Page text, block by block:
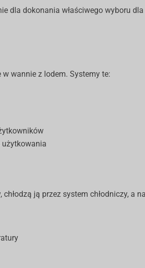
dla dokonania właściwego wyboru dla
wannie z lodem. Systemy te:
użytkowania
ją przez system chłodniczy, a